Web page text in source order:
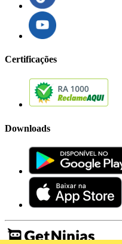
Certificações
Downloads